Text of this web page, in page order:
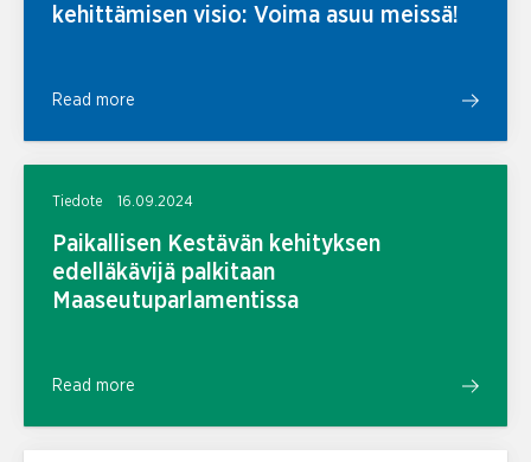
kehittämisen visio: Voima asuu meissä!
Read more
Tiedote 16.09.2024
Paikallisen Kestävän kehityksen
edelläkävijä palkitaan
Maaseutuparlamentissa
Read more